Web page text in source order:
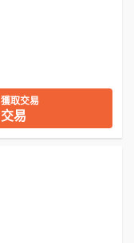
獲取交易
交易